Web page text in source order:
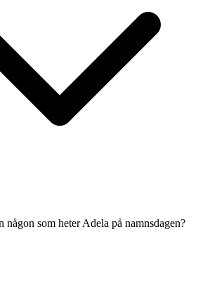
någon som heter Adela på namnsdagen?